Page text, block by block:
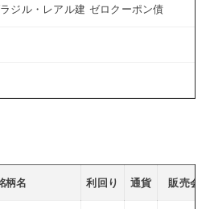
ジル・レアル建 ゼロクーポン債
柄名 利回り 通貨 販売会